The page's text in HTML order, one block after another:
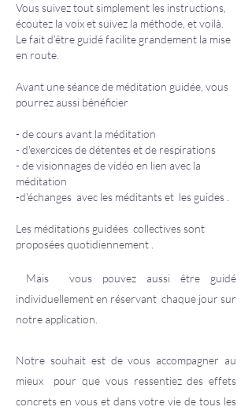
Vous suivez tout simplement les instructions,
écoutez la voix et suivez la méthode, et voilà.
Le fait d’être guidé facilite grandement la mise
en route.
Avant une séance de méditation guidée, vous
pourrez aussi bénéficier
- de cours avant la méditation
- d'exercices de détentes et de respirations
- de visionnages de vidéo en lien avec la
méditation
-d'échanges avec les méditants et les guides .
Les méditations guidées collectives sont
proposées quotidiennement .
Mais vous pouvez aussi être guidé
individuellement en réservant chaque jour sur
notre application.
Notre souhait est de vous accompagner au
mieux pour que vous ressentiez des effets
concrets en vous et dans votre vie de tous les